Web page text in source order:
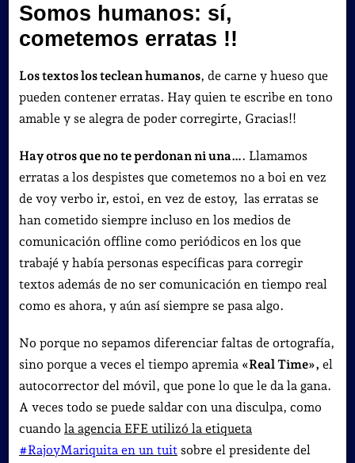
Somos humanos: sí,
cometemos erratas !!
Los textos los teclean humanos, de carne y hueso que
pueden contener erratas. Hay quien te escribe en tono
amable y se alegra de poder corregirte, Gracias!!
Hay otros que no te perdonan ni una…. Llamamos
erratas a los despistes que cometemos no a boi en vez
de voy verbo ir, estoi, en vez de estoy, las erratas se
han cometido siempre incluso en los medios de
comunicación offline como periódicos en los que
trabajé y había personas específicas para corregir
textos además de no ser comunicación en tiempo real
como es ahora, y aún así siempre se pasa algo.
No porque no sepamos diferenciar faltas de ortografía,
sino porque a veces el tiempo apremia «Real Time», el
autocorrector del móvil, que pone lo que le da la gana.
A veces todo se puede saldar con una disculpa, como
cuando la agencia EFE utilizó la etiqueta
#RajoyMariquita en un tuitsobre el presidente del